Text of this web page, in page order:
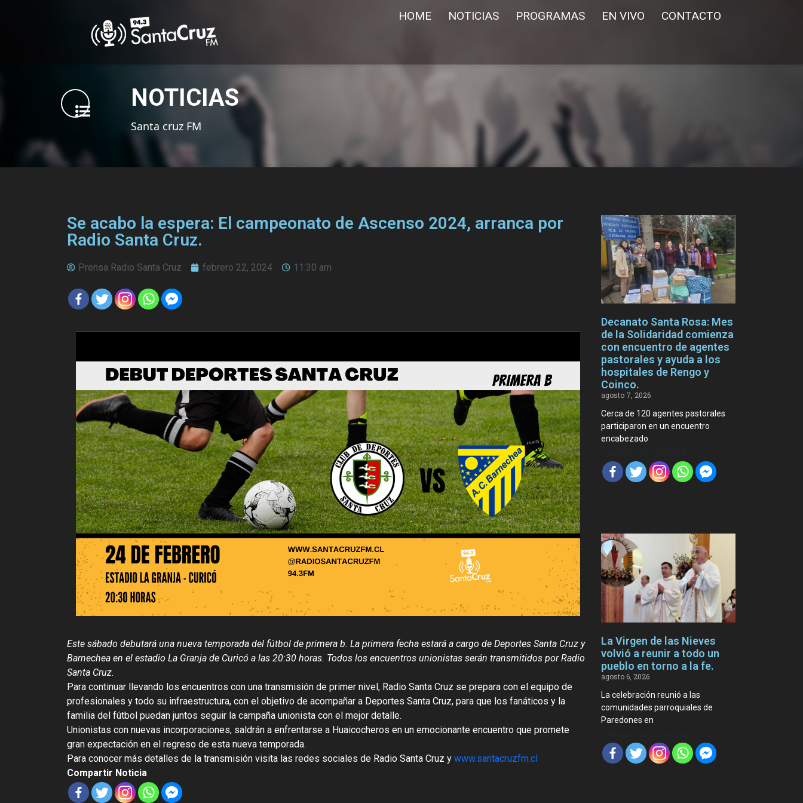
HOME NOTICIAS PROGRAMAS EN VIVO CONTACTO
NOTICIAS
Santa cruz FM
Se acabo la espera: El campeonato de Ascenso 2024, arranca por
Radio Santa Cruz.
Prensa Radio Santa Cruz febrero 22, 2024 11:30 am
Este sábado debutará una nueva temporada del fútbol de primera b. La primera fecha estará a cargo de Deportes Santa Cruz y
Barnechea en el estadio La Granja de Curicó a las 20:30 horas. Todos los encuentros unionistas serán transmitidos por Radio
Santa Cruz.
Para continuar llevando los encuentros con una transmisión de primer nivel, Radio Santa Cruz se prepara con el equipo de
profesionales y todo su infraestructura, con el objetivo de acompañar a Deportes Santa Cruz, para que los fanáticos y la
familia del fútbol puedan juntos seguir la campaña unionista con el mejor detalle.
Unionistas con nuevas incorporaciones, saldrán a enfrentarse a Huaicocheros en un emocionante encuentro que promete
gran expectación en el regreso de esta nueva temporada.
Para conocer más detalles de la transmisión visita las redes sociales de Radio Santa Cruz y www.santacruzfm.cl
Compartir Noticia
Decanato Santa Rosa: Mes
de la Solidaridad comienza
con encuentro de agentes
pastorales y ayuda a los
hospitales de Rengo y
Coinco.
agosto 7, 2026
Cerca de 120 agentes pastorales
participaron en un encuentro
encabezado
La Virgen de las Nieves
volvió a reunir a todo un
pueblo en torno a la fe.
agosto 6, 2026
La celebración reunió a las
comunidades parroquiales de
Paredones en